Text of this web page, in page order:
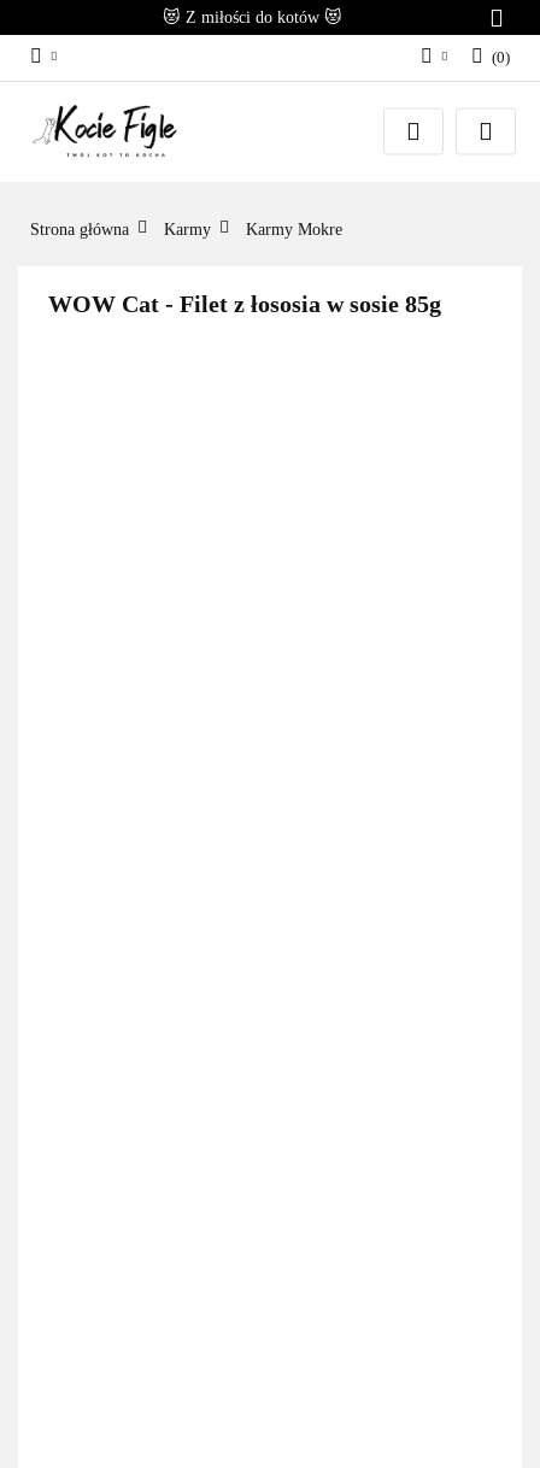
😻 Z miłości do kotów 😻
Zaloguj się
Załóż konto
(0)
Strona główna Karmy Karmy Mokre
WOW Cat - Filet z łososia w sosie 85g